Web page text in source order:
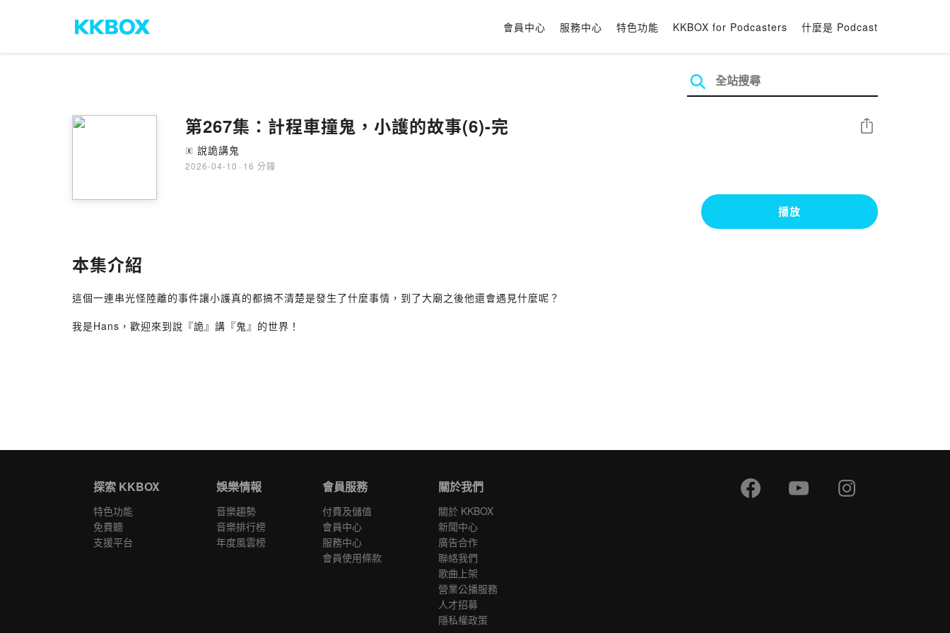
會員中心 服務中心 特色功能 KKBOX for Podcasters 什麼是 Podcast
第267集：計程車撞鬼，小護的故事(6)-完
🄴 說詭講鬼
2026-04-10 · 16 分鐘
分享
播放
本集介紹
這個一連串光怪陸離的事件讓小護真的都搞不清楚是發生了什麼事情，到了大廟之後他還會遇見什麼呢？
我是Hans，歡迎來到說『詭』講『鬼』的世界！
探索 KKBOX
特色功能
免費聽
支援平台
娛樂情報
音樂趨勢
音樂排行榜
年度風雲榜
會員服務
付費及儲值
會員中心
服務中心
會員使用條款
關於我們
關於 KKBOX
新聞中心
廣告合作
聯絡我們
歌曲上架
營業公播服務
人才招募
隱私權政策